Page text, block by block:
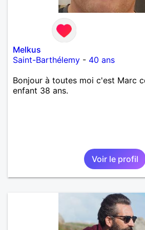
Melkus
Saint-Barthélemy - 40 ans
Bonjour à toutes moi c'est Marc
enfant 38 ans.
Voir le profil